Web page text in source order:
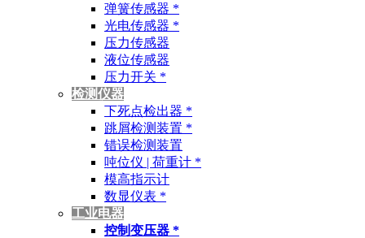
弹簧传感器 *
光电传感器 *
压力传感器
液位传感器
压力开关 *
检测仪器
下死点检出器 *
跳屑检测装置 *
错误检测装置
吨位仪 | 荷重计 *
模高指示计
数显仪表 *
工业电器
控制变压器 *